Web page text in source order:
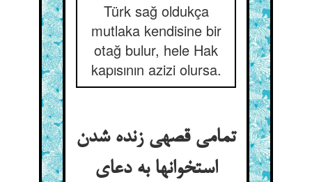
Türk sağ oldukça
mutlaka kendisine bir
otağ bulur, hele Hak
kapısının azizi olursa.
تمامی قصه‏ی زنده شدن
استخوانها به دعای